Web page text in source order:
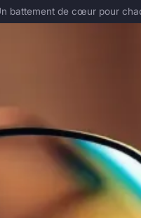
battement de cœur pour